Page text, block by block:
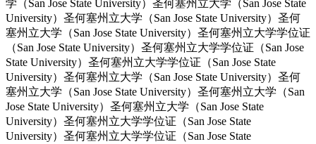
学（San Jose State University）圣何塞州立大学（San Jose State
University）圣何塞州立大学（San Jose State University）圣何
塞州立大学（San Jose State University）圣何塞州立大学学位证
（San Jose State University）圣何塞州立大学学位证（San Jose
State University）圣何塞州立大学学位证（San Jose State
University）圣何塞州立大学（San Jose State University）圣何
塞州立大学（San Jose State University）圣何塞州立大学（San
Jose State University）圣何塞州立大学（San Jose State
University）圣何塞州立大学学位证（San Jose State
University）圣何塞州立大学学位证（San Jose State